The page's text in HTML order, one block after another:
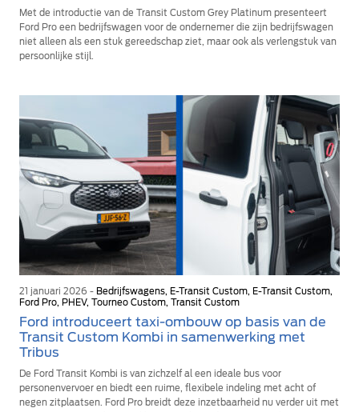
Met de introductie van de Transit Custom Grey Platinum presenteert
Ford Pro een bedrijfswagen voor de ondernemer die zijn bedrijfswagen
niet alleen als een stuk gereedschap ziet, maar ook als verlengstuk van
persoonlijke stijl.
21 januari 2026 - Bedrijfswagens, E-Transit Custom, E-Transit Custom,
Ford Pro, PHEV, Tourneo Custom, Transit Custom
Ford introduceert taxi-ombouw op basis van de
Transit Custom Kombi in samenwerking met
Tribus
De Ford Transit Kombi is van zichzelf al een ideale bus voor
personenvervoer en biedt een ruime, flexibele indeling met acht of
negen zitplaatsen. Ford Pro breidt deze inzetbaarheid nu verder uit met